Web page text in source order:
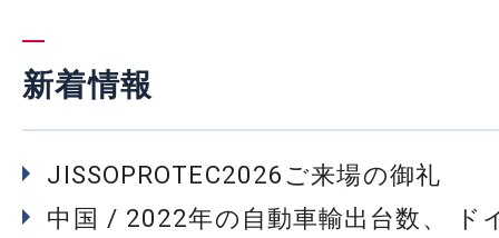
新着情報
JISSOPROTEC2026ご来場の御礼
中国 / 2022年の自動車輸出台数、 ド